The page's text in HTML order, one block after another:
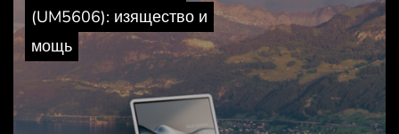
(UM5606): изящество и
мощь